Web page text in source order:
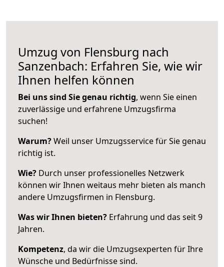
Umzug von Flensburg nach
Sanzenbach: Erfahren Sie, wie wir
Ihnen helfen können
Bei uns sind Sie genau richtig, wenn Sie einen
zuverlässige und erfahrene Umzugsfirma
suchen!
Warum?Weil unser Umzugsservice für Sie genau
richtig ist.
Wie? Durch unser professionelles Netzwerk
können wir Ihnen weitaus mehr bieten als manch
andere Umzugsfirmen in Flensburg.
Was wir Ihnen bieten? Erfahrung und das seit 9
Jahren.
Kompetenz, da wir die Umzugsexperten für Ihre
Wünsche und Bedürfnisse sind.